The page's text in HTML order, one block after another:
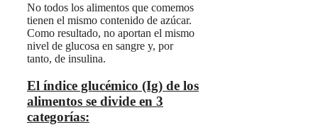
No todos los alimentos que comemos
tienen el mismo contenido de azúcar.
Como resultado, no aportan el mismo
nivel de glucosa en sangre y, por
tanto, de insulina.
El índice glucémico (Ig) de los
alimentos se divide en 3
categorías: